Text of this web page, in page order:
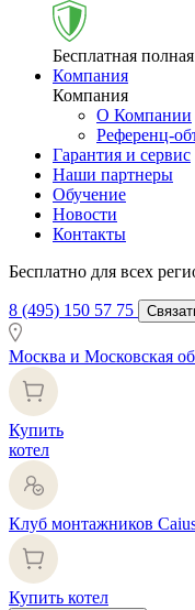
Бесплатная
Компания
Компания
О Компании
Референц-
Гарантия и сервис
Наши партнеры
Обучение
Новости
Контакты
Бесплатно для всех
8 (495) 150 57 75
Москва и Московская
Купить
котел
Клуб монтажников
Купить котел